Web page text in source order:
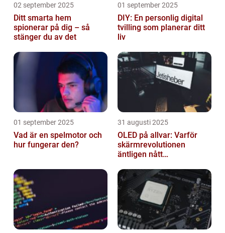
02 september 2025
Ditt smarta hem
spionerar på dig – så
stänger du av det
01 september 2025
DIY: En personlig digital
tvilling som planerar ditt
liv
01 september 2025
Vad är en spelmotor och
hur fungerar den?
31 augusti 2025
OLED på allvar: Varför
skärmrevolutionen
äntligen nått